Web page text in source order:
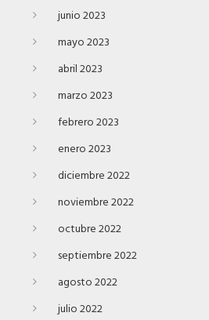
junio 2023
mayo 2023
abril 2023
marzo 2023
febrero 2023
enero 2023
diciembre 2022
noviembre 2022
octubre 2022
septiembre 2022
agosto 2022
julio 2022